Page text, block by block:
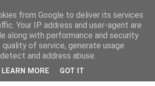
from Google to deliver its services
Your IP address and user-agent are
along with performance and security
of service, generate usage
and address abuse.
LEARN MORE GOT IT